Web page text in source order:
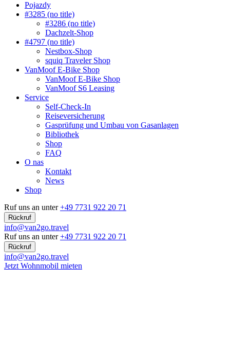
Pojazdy
#3285 (no title)
#3286 (no title)
Dachzelt-Shop
#4797 (no title)
Nestbox-Shop
squiq Traveler Shop
VanMoof E-Bike Shop
VanMoof E-Bike Shop
VanMoof S6 Leasing
Service
Self-Check-In
Reiseversicherung
Gasprüfung und Umbau von Gasanlagen
Bibliothek
Shop
FAQ
O nas
Kontakt
News
Shop
Ruf uns an unter+49 7731 922 20 71
Rückruf
info@van2go.travel
Ruf uns an unter+49 7731 922 20 71
Rückruf
info@van2go.travel
Jetzt Wohnmobil mieten